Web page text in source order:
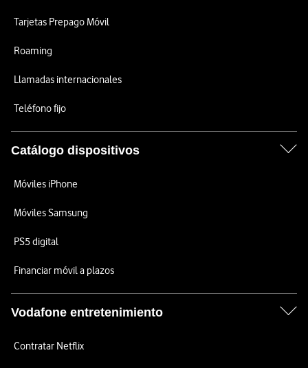
Tarjetas Prepago Móvil
Roaming
Llamadas internacionales
Teléfono fijo
Catálogo dispositivos
Móviles iPhone
Móviles Samsung
PS5 digital
Financiar móvil a plazos
Vodafone entretenimiento
Contratar Netflix